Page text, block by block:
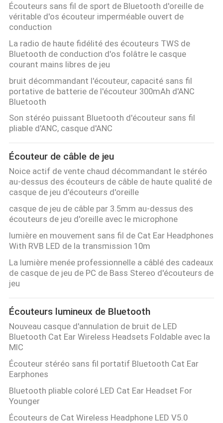
Écouteurs sans fil de sport de Bluetooth d'oreille de
véritable d'os écouteur imperméable ouvert de
conduction
La radio de haute fidélité des écouteurs TWS de
Bluetooth de conduction d'os folâtre le casque
courant mains libres de jeu
bruit décommandant l'écouteur, capacité sans fil
portative de batterie de l'écouteur 300mAh d'ANC
Bluetooth
Son stéréo puissant Bluetooth d'écouteur sans fil
pliable d'ANC, casque d'ANC
Écouteur de câble de jeu
Noice actif de vente chaud décommandant le stéréo
au-dessus des écouteurs de câble de haute qualité de
casque de jeu d'écouteurs d'oreille
casque de jeu de câble par 3.5mm au-dessus des
écouteurs de jeu d'oreille avec le microphone
lumière en mouvement sans fil de Cat Ear Headphones
With RVB LED de la transmission 10m
La lumière menée professionnelle a câblé des cadeaux
de casque de jeu de PC de Bass Stereo d'écouteurs de
jeu
Écouteurs lumineux de Bluetooth
Nouveau casque d'annulation de bruit de LED
Bluetooth Cat Ear Wireless Headsets Foldable avec la
MIC
Écouteur stéréo sans fil portatif Bluetooth Cat Ear
Earphones
Bluetooth pliable coloré LED Cat Ear Headset For
Younger
Écouteurs de Cat Wireless Headphone LED V5.0